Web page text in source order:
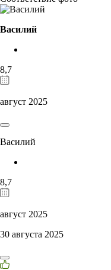
Василий
8,7
август 2025
Василий
8,7
август 2025
30 августа 2025